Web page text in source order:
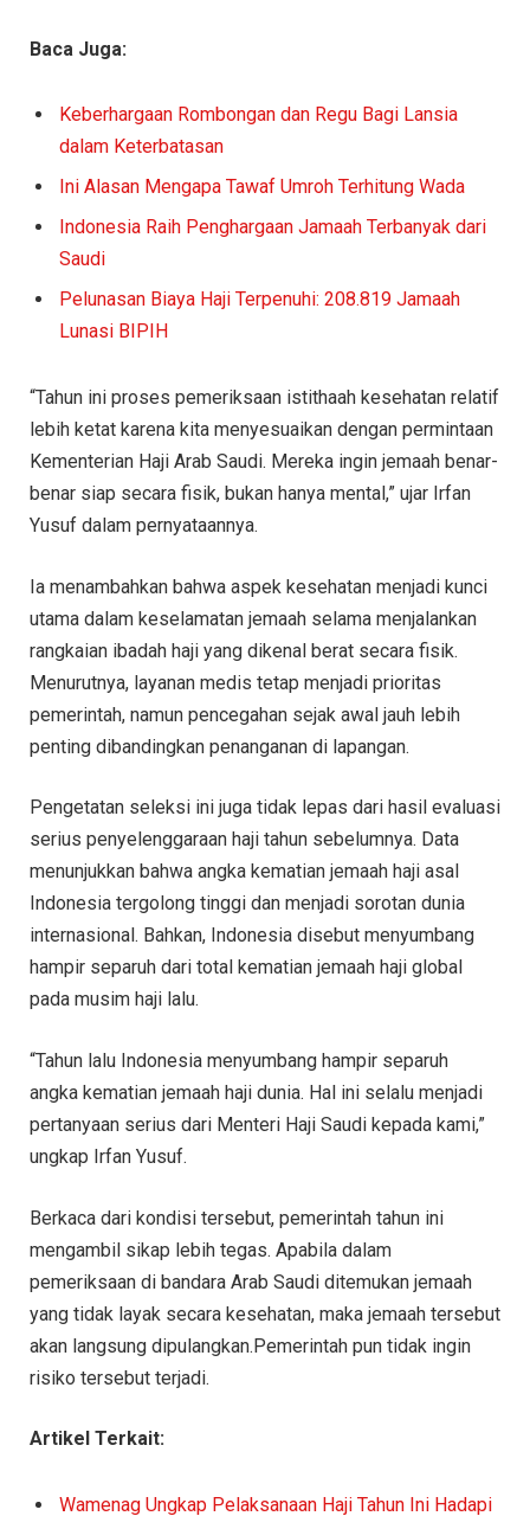
Baca Juga:
Keberhargaan Rombongan dan Regu Bagi Lansia
dalam Keterbatasan
Ini Alasan Mengapa Tawaf Umroh Terhitung Wada
Indonesia Raih Penghargaan Jamaah Terbanyak dari
Saudi
Pelunasan Biaya Haji Terpenuhi: 208.819 Jamaah
Lunasi BIPIH
“Tahun ini proses pemeriksaan istithaah kesehatan relatif
lebih ketat karena kita menyesuaikan dengan permintaan
Kementerian Haji Arab Saudi. Mereka ingin jemaah benar-
benar siap secara fisik, bukan hanya mental,” ujar Irfan
Yusuf dalam pernyataannya.
Ia menambahkan bahwa aspek kesehatan menjadi kunci
utama dalam keselamatan jemaah selama menjalankan
rangkaian ibadah haji yang dikenal berat secara fisik.
Menurutnya, layanan medis tetap menjadi prioritas
pemerintah, namun pencegahan sejak awal jauh lebih
penting dibandingkan penanganan di lapangan.
Pengetatan seleksi ini juga tidak lepas dari hasil evaluasi
serius penyelenggaraan haji tahun sebelumnya. Data
menunjukkan bahwa angka kematian jemaah haji asal
Indonesia tergolong tinggi dan menjadi sorotan dunia
internasional. Bahkan, Indonesia disebut menyumbang
hampir separuh dari total kematian jemaah haji global
pada musim haji lalu.
“Tahun lalu Indonesia menyumbang hampir separuh
angka kematian jemaah haji dunia. Hal ini selalu menjadi
pertanyaan serius dari Menteri Haji Saudi kepada kami,”
ungkap Irfan Yusuf.
Berkaca dari kondisi tersebut, pemerintah tahun ini
mengambil sikap lebih tegas. Apabila dalam
pemeriksaan di bandara Arab Saudi ditemukan jemaah
yang tidak layak secara kesehatan, maka jemaah tersebut
akan langsung dipulangkan.Pemerintah pun tidak ingin
risiko tersebut terjadi.
Artikel Terkait:
Wamenag Ungkap Pelaksanaan Haji Tahun Ini Hadapi